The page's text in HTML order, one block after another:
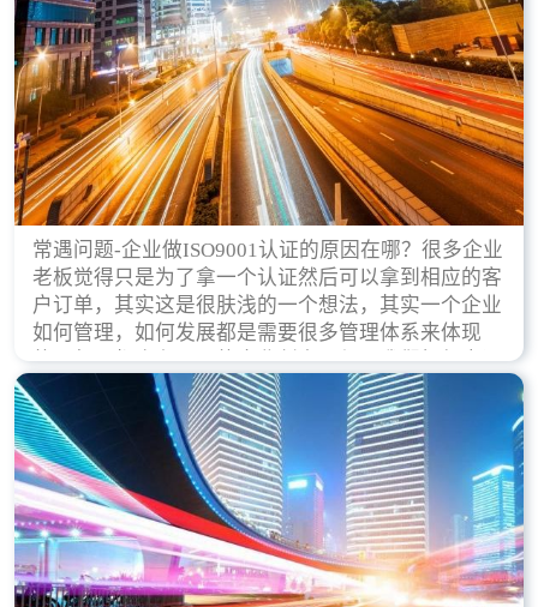
常遇问题-企业做ISO9001认证的原因在哪？很多企业
老板觉得只是为了拿一个认证然后可以拿到相应的客
户订单，其实这是很肤浅的一个想法，其实一个企业
如何管理，如何发展都是需要很多管理体系来体现
的，每天都会有不同的企业创立，但是我们如何去证
实一个企业的合法，有质量保证了？这就是ISO9001
认证体现价值的时候，那么键锋小编就来细说下企业
做ISO9001认证的根本原因。